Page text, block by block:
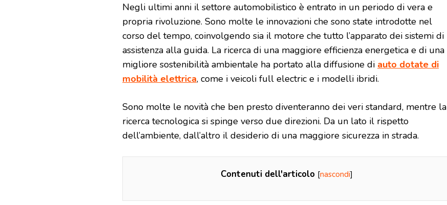
Negli ultimi anni il settore automobilistico è entrato in un periodo di vera e
propria rivoluzione. Sono molte le innovazioni che sono state introdotte nel
corso del tempo, coinvolgendo sia il motore che tutto l’apparato dei sistemi di
assistenza alla guida. La ricerca di una maggiore efficienza energetica e di una
migliore sostenibilità ambientale ha portato alla diffusione di auto dotate di
mobilità elettrica, come i veicoli full electric e i modelli ibridi.
Sono molte le novità che ben presto diventeranno dei veri standard, mentre la
ricerca tecnologica si spinge verso due direzioni. Da un lato il rispetto
dell’ambiente, dall’altro il desiderio di una maggiore sicurezza in strada.
Contenuti dell'articolo [nascondi]